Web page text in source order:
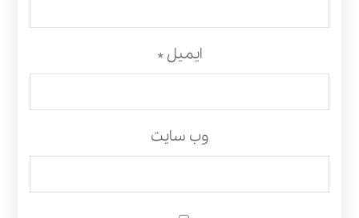
ایمیل*
وب‌ سایت